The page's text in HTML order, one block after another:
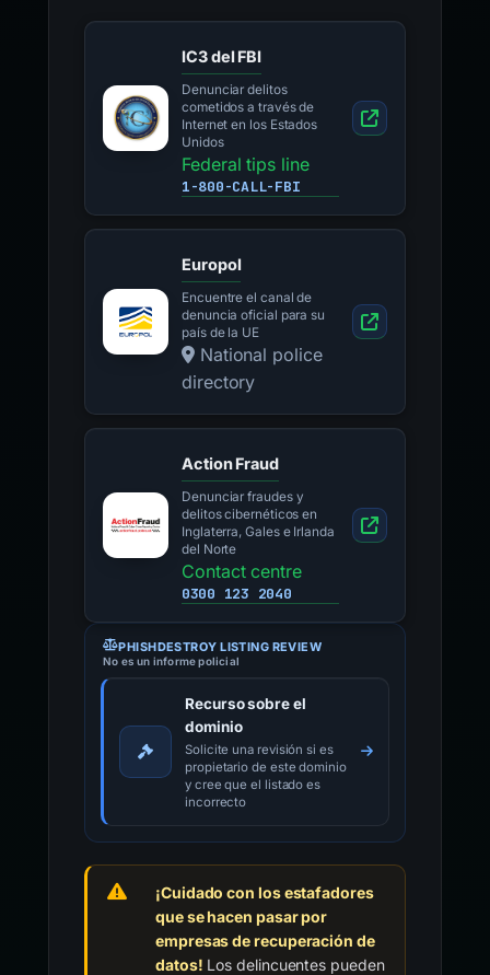
IC3 del FBI
Denunciar delitos
cometidos a través de
Internet en los Estados
Unidos
Federal tips line
1-800-CALL-FBI
Europol
Encuentre el canal de
denuncia oficial para su
país de la UE
National police
directory
Action Fraud
Denunciar fraudes y
delitos cibernéticos en
Inglaterra, Gales e Irlanda
del Norte
Contact centre
0300 123 2040
PHISHDESTROY LISTING REVIEW
No es un informe policial
Recurso sobre el
dominio
Solicite una revisión si es
propietario de este dominio
y cree que el listado es
incorrecto
¡Cuidado con los estafadores
que se hacen pasar por
empresas de recuperación de
datos! Los delincuentes pueden